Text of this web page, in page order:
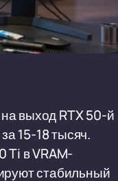
выход RTX 50-й
15-18 тысяч.
Ti в VRAM-
стабильный